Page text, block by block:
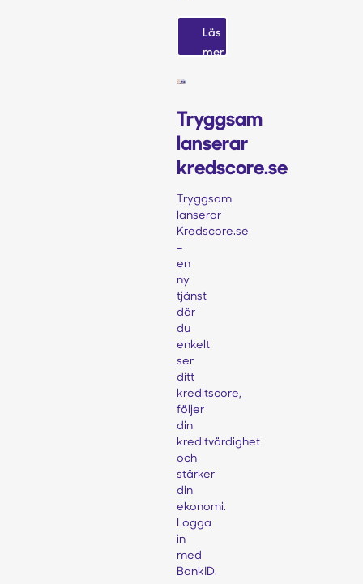
Läs
mer
Tryggsam
lanserar
kredscore.se
Tryggsam
lanserar
Kredscore.se
–
en
ny
tjänst
där
du
enkelt
ser
ditt
kreditscore,
följer
din
kreditvärdighet
och
stärker
din
ekonomi.
Logga
in
med
BankID.